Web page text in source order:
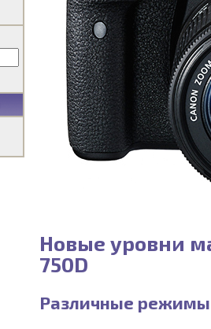
Новые уровни
750D
Различные